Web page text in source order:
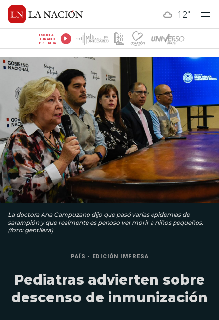
12°
ESCUCHÁ
TU RADIO
PREFERIDA
La doctora Ana Campuzano dijo que pasó varias epidemias de
sarampión y que realmente es penoso ver morir a niños pequeños.
(foto: gentileza)
PAÍS - EDICIÓN IMPRESA
Pediatras advierten sobre
descenso de inmunización